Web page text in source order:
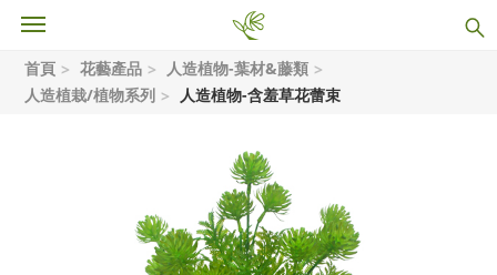
首頁 花藝產品
人造植物-葉材&藤類
人造植栽/植物系列
人造植物-含羞草花蕾束